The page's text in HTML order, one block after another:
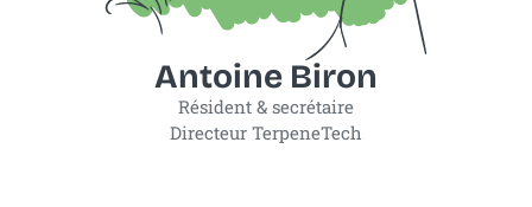
Antoine Biron
Résident & secrétaire
Directeur TerpeneTech